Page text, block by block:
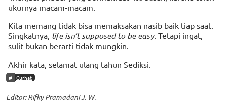
ukurnya macam-macam.
Kita memang tidak bisa memaksakan nasib baik tiap saat.
Singkatnya, life isn’t supposed to be easy. Tetapi ingat,
sulit bukan berarti tidak mungkin.
Akhir kata, selamat ulang tahun Sediksi.
Curhat
Editor: Rifky Pramadani J. W.